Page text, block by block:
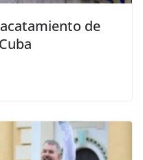
de